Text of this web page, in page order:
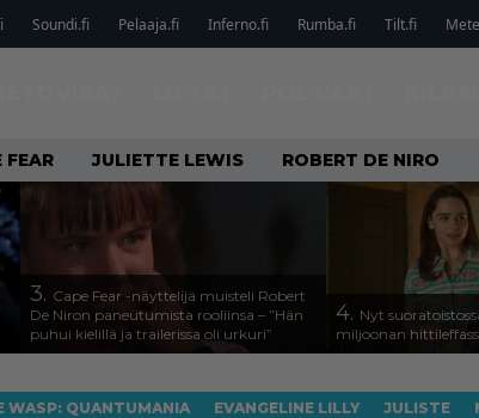
Soundi.fi Pelaaja.fi Inferno.fi Rumba.fi Tilt.fi
FEAR JULIETTE LEWIS ROBERT DE NIRO
3. Cape Fear -näyttelijä muisteli Robert
De Niron paneutumista rooliinsa – ”Hän
puhui kielillä ja trailerissa oli urkuri”
4. Nyt
miljoonan
WASP: QUANTUMANIA EVANGELINE LILLY JULISTE